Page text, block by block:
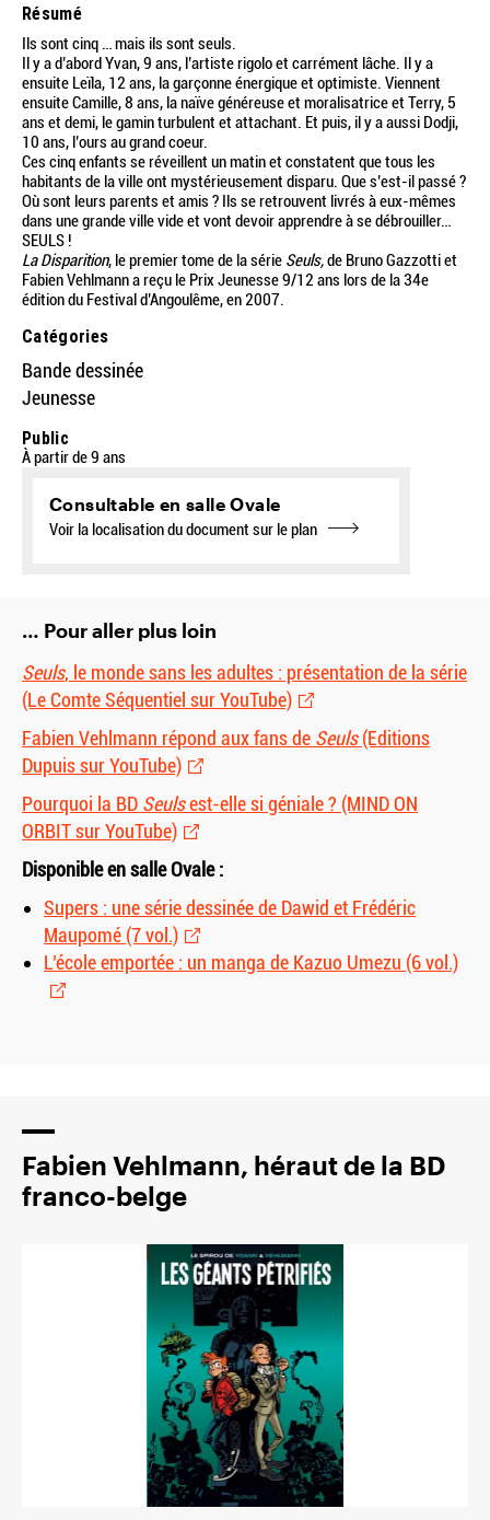
Résumé
Ils sont cinq … mais ils sont seuls.
Il y a d’abord Yvan, 9 ans, l’artiste rigolo et carrément lâche. Il y a
ensuite Leïla, 12 ans, la garçonne énergique et optimiste. Viennent
ensuite Camille, 8 ans, la naïve généreuse et moralisatrice et Terry, 5
ans et demi, le gamin turbulent et attachant. Et puis, il y a aussi Dodji,
10 ans, l’ours au grand coeur.
Ces cinq enfants se réveillent un matin et constatent que tous les
habitants de la ville ont mystérieusement disparu. Que s’est-il passé ?
Où sont leurs parents et amis ? Ils se retrouvent livrés à eux-mêmes
dans une grande ville vide et vont devoir apprendre à se débrouiller…
SEULS !
La Disparition, le premier tome de la série Seuls,de Bruno Gazzotti et
Fabien Vehlmann a reçu le Prix Jeunesse 9/12 ans lors de la 34e
édition du Festival d’Angoulême, en 2007.
Catégories
Bande dessinée
Jeunesse
Public
À partir de 9 ans
Consultable en salle Ovale
Voir la localisation du document sur le plan
… Pour aller plus loin
Seuls, le monde sans les adultes : présentation de la série
(Le Comte Séquentiel sur YouTube)
Fabien Vehlmann répond aux fans de Seuls(Editions
Dupuis sur YouTube)
Pourquoi la BD Seulsest-elle si géniale ? (MIND ON
ORBIT sur YouTube)
Disponible en salle Ovale :
Supers : une série dessinée de Dawid et Frédéric
Maupomé (7 vol.)
L’école emportée : un manga de Kazuo Umezu (6 vol.)
Fabien Vehlmann, héraut de la BD
franco-belge